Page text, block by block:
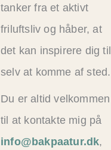
tanker fra et aktivt
friluftsliv og håber, at
det kan inspirere dig til
selv at komme af sted.
Du er altid velkommen
til at kontakte mig på
info@bakpaatur.dk,